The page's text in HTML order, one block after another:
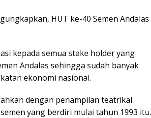
HUT ke-40 Semen Andalas
kepada semua stake holder yang
Andalas sehingga sudah banyak
ekonomi nasional.
dengan penampilan teatrikal
yang berdiri mulai tahun 1993 itu.